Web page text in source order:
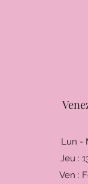
Lun -
Jeu